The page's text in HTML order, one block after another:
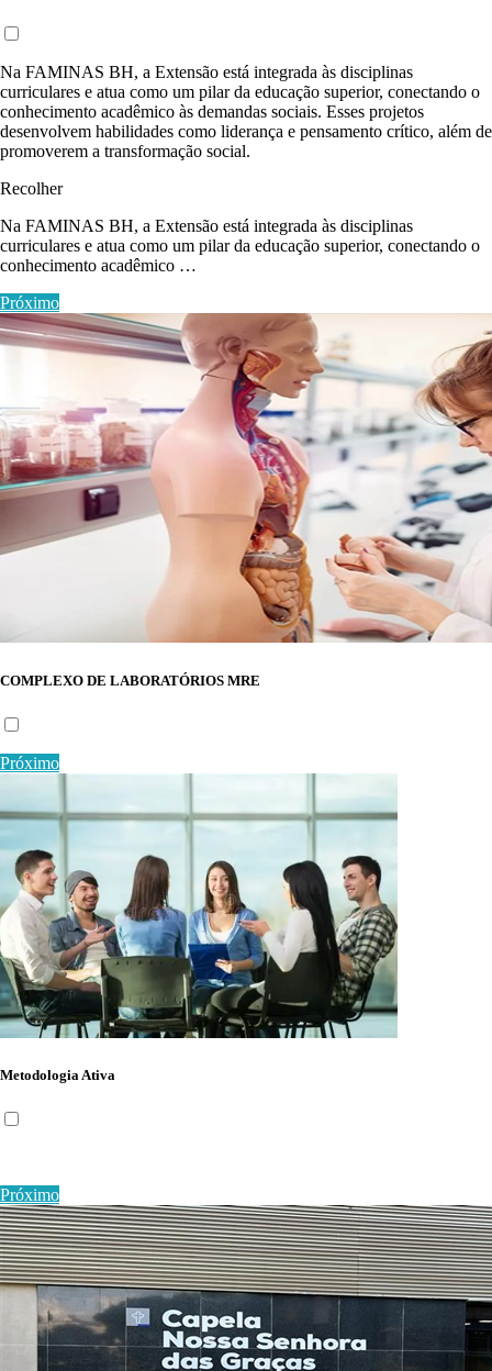
Na FAMINAS BH, a Extensão está integrada às disciplinas
curriculares e atua como um pilar da educação superior, conectando o
conhecimento acadêmico às demandas sociais. Esses projetos
desenvolvem habilidades como liderança e pensamento crítico, além de
promoverem a transformação social.
Recolher
Na FAMINAS BH, a Extensão está integrada às disciplinas
curriculares e atua como um pilar da educação superior, conectando o
conhecimento acadêmico …
Próximo
COMPLEXO DE LABORATÓRIOS MRE
Próximo
Metodologia Ativa
Próximo